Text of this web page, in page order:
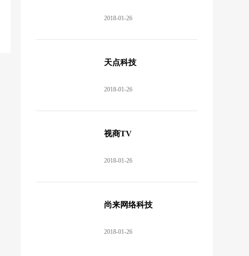
2018-01-26
天点科技
2018-01-26
视商TV
2018-01-26
尚来网络科技
2018-01-26